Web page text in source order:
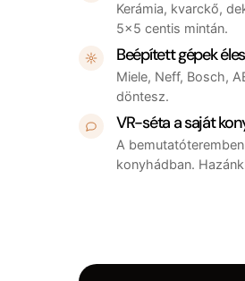
Kerámia, kvarckő,
5×5 centis mintán.
Beépített gépek
Miele, Neff, Bosch,
döntesz.
VR-séta a saját
A
konyhádban.